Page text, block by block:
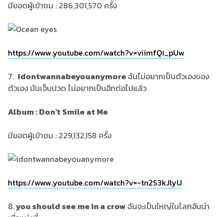
มียอดผู้เข้าชม : 286,301,570 ครั้ง
https://www.youtube.com/watch?v=viimfQi_pUw
7. idontwannabeyouanymore ฉันไม่อยากเป็นตัวเองของ
ตัวเอง มันเจ็บปวด ไม่อยากเป็นอีกต่อไปแล้ว
Album : Don't Smile at Me
มียอดผู้เข้าชม : 229,132,158 ครั้ง
https://www.youtube.com/watch?v=-tn2S3kJlyU
8.you should see me in a crow ฉันจะเป็นใหญ่ในโลกอันน่า